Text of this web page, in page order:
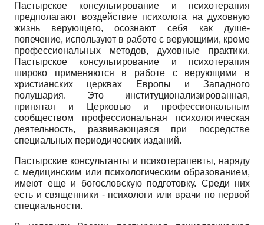
Пастырское консультирование и психотерапия
предполагают воздействие психолога на духовную
жизнь верующего, осознают себя как душе-
попечение, используют в работе с верующими, кроме
профессиональных методов, духовные практики.
Пастырское консультирование и психотерапия
широко применяются в работе с верующими в
христианских церквах Европы и Западного
полушария. Это институционализированная,
принятая и Церковью и профессиональным
сообществом профессиональная психологическая
деятельность, развивающаяся при посредстве
специальных периодических изданий.
Пастырские консультанты и психотерапевты, наряду
с медицинским или психологическим образованием,
имеют еще и богословскую подготовку. Среди них
есть и священники - психологи или врачи по первой
специальности.